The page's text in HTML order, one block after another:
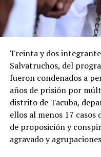
Treinta y dos
Salvatruchos, del
fueron condenados a
años de prisión por
distrito de Tacuba,
ellos al menos 17 casos
de proposición y
agravado y